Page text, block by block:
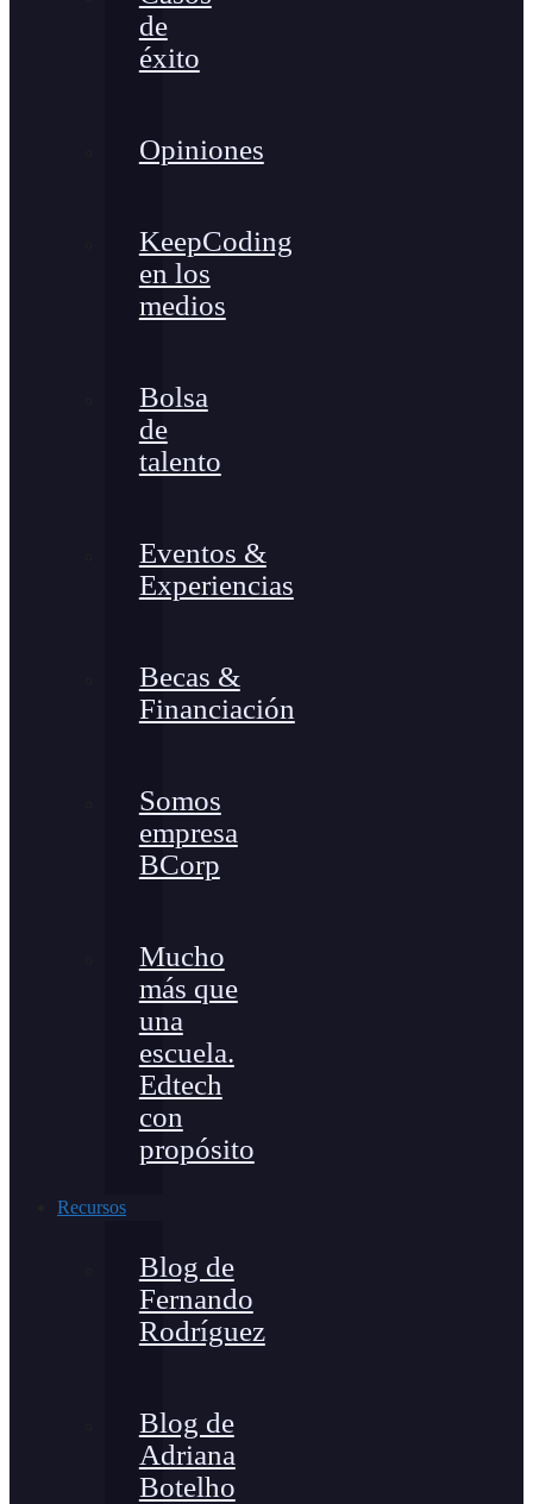
de
éxito
Opiniones
KeepCoding
en los
medios
Bolsa
de
talento
Eventos &
Experiencias
Becas &
Financiación
Somos
empresa
BCorp
Mucho
más que
una
escuela.
Edtech
con
propósito
Recursos
Blog de
Fernando
Rodríguez
Blog de
Adriana
Botelho